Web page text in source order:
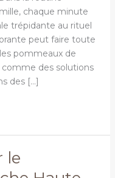
chaque minute
trépidante au rituel
peut faire toute
pommeaux de
des solutions
des […]
le